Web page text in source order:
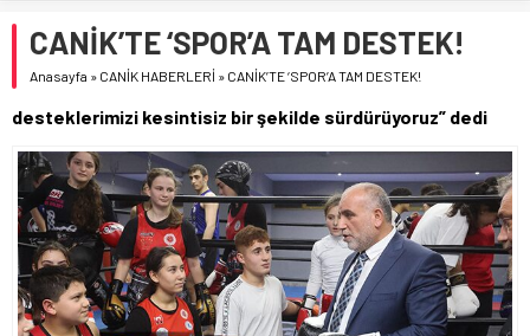
YÖNETİCİ SEÇERKEN YAPILAN EN BÜYÜK HATALAR
13.779,39
DOLAR
55,1881
CANİK’TE ‘SPOR’A TAM DESTEK!
Anasayfa » CANİK HABERLERİ » CANİK’TE ‘SPOR’A TAM DESTEK!
desteklerimizi kesintisiz bir şekilde sürdürüyoruz” dedi